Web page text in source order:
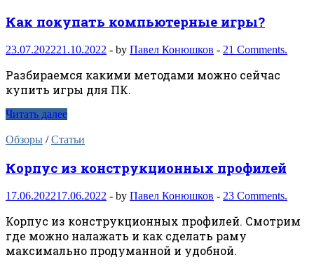
Как покупать компьютерные игры?
23.07.202221.10.2022 - by Павел Конюшков - 21 Comments.
Разбираемся какими методами можно сейчас
купить игры для ПК.
Читать далее
Обзоры /Статьи
Корпус из конструкционных профилей
17.06.202217.06.2022 - by Павел Конюшков - 23 Comments.
Корпус из конструкционных профилей. Смотрим
где можно налажать и как сделать раму
максимально продуманной и удобной.